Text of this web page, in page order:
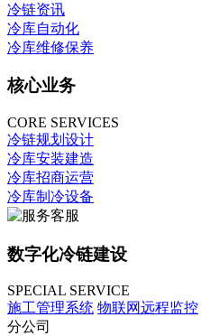
冷链资讯
冷库自动化
冷库维修保养
核心业务
CORE SERVICES
冷链规划设计
冷库安装建造
冷库招商运营
冷库制冷设备
数字化冷链建设
SPECIAL SERVICE
施工管理系统 物联网远程监控
分公司